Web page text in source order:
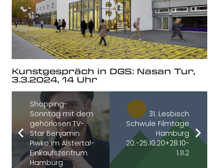
Kunstgespräch in DGS: Nasan Tur,
3.3.2024, 14 Uhr
Shopping-
Sonntag mit dem
gehörlosen TV-
Star Benjamin
Piwko im Alstertal-
Einkaufszentrum
Hamburg
31. Lesbisch
Schwule Filmtage
Hamburg
20.-25.10.20+28.10-
1.11.2